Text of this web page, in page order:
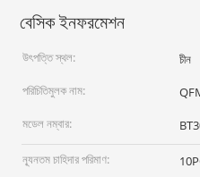
বেসিক ইনফরমেশন
উৎপত্তি স্থল:
চীন
পরিচিতিমুলক নাম:
মডেল নম্বার:
ন্যূনতম চাহিদার পরিমাণ: